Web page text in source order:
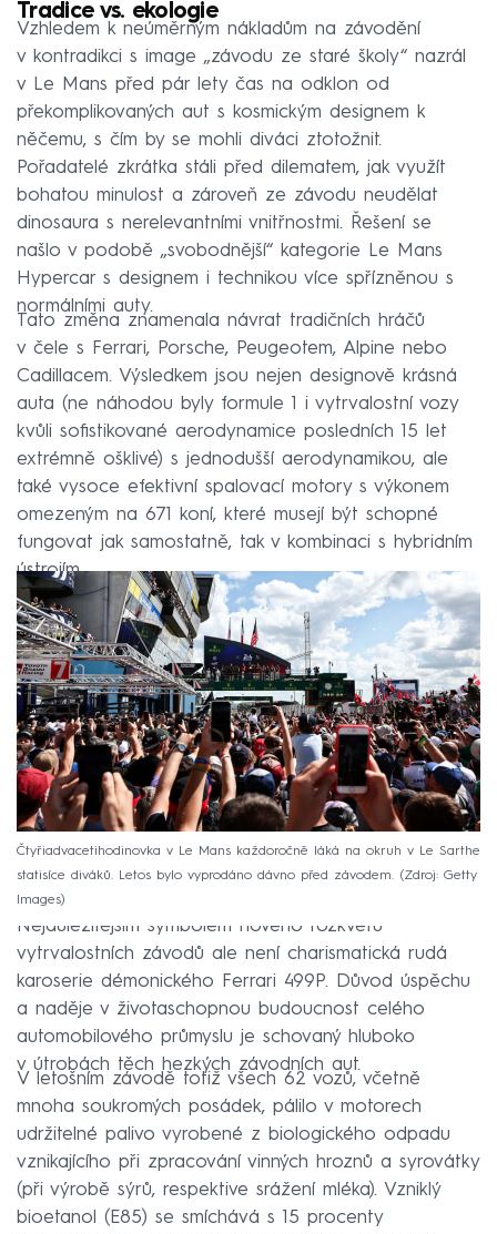
Tradice vs. ekologie
Vzhledem k neúměrným nákladům na závodění
v kontradikci s image „závodu ze staré školy“ nazrál
v Le Mans před pár lety čas na odklon od
překomplikovaných aut s kosmickým designem k
něčemu, s čím by se mohli diváci ztotožnit.
Pořadatelé zkrátka stáli před dilematem, jak využít
bohatou minulost a zároveň ze závodu neudělat
dinosaura s nerelevantními vnitřnostmi. Řešení se
našlo v podobě „svobodnější“ kategorie Le Mans
Hypercar s designem i technikou více spřízněnou s
normálními auty.
Tato změna znamenala návrat tradičních hráčů
v čele s Ferrari, Porsche, Peugeotem, Alpine nebo
Cadillacem. Výsledkem jsou nejen designově krásná
auta (ne náhodou byly formule 1 i vytrvalostní vozy
kvůli sofistikované aerodynamice posledních 15 let
extrémně ošklivé) s jednodušší aerodynamikou, ale
také vysoce efektivní spalovací motory s výkonem
omezeným na 671 koní, které musejí být schopné
fungovat jak samostatně, tak v kombinaci s hybridním
ústrojím.
Čtyřiadvacetihodinovka v Le Mans každoročně láká na okruh v Le Sarthe
statisíce diváků. Letos bylo vyprodáno dávno před závodem.
Zdroj: Getty
Images
Nejdůležitějším symbolem nového rozkvětu
vytrvalostních závodů ale není charismatická rudá
karoserie démonického Ferrari 499P. Důvod úspěchu
a naděje v životaschopnou budoucnost celého
automobilového průmyslu je schovaný hluboko
v útrobách těch hezkých závodních aut.
V letošním závodě totiž všech 62 vozů, včetně
mnoha soukromých posádek, pálilo v motorech
udržitelné palivo vyrobené z biologického odpadu
vznikajícího při zpracování vinných hroznů a syrovátky
(při výrobě sýrů, respektive srážení mléka). Vzniklý
bioetanol (E85) se smíchává s 15 procenty